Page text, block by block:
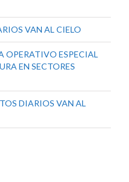
VAN AL CIELO
OPERATIVO ESPECIAL
EN SECTORES
DIARIOS VAN AL